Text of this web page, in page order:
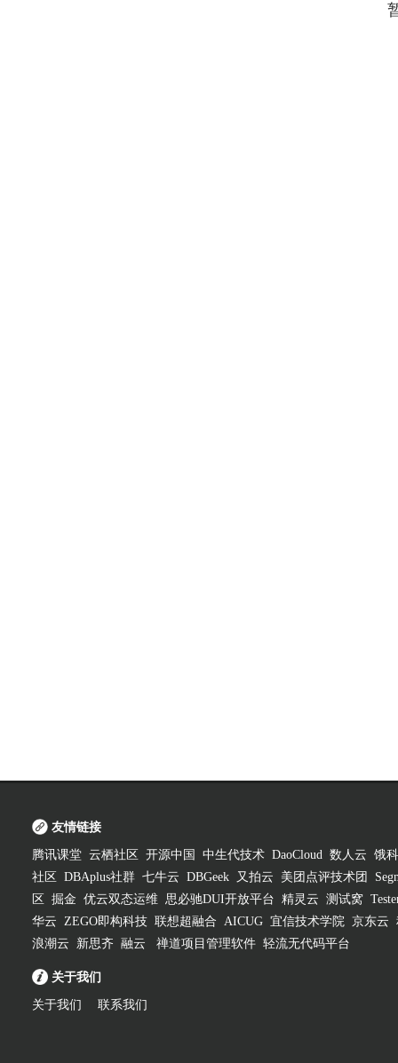
友情链接
腾讯课堂 云栖社区 开源中国 中生代技术 DaoCloud 数人云 饿
社区
DBAplus社群 七牛云 DBGeek 又拍云 美团点评技术团
区
掘金 优云双态运维 思必驰DUI开放平台 精灵云 测试窝
华云 ZEGO即构科技 联想超融合 AICUG 宜信技术学院 京东云
浪潮云
新思齐 融云 禅道项目管理软件 轻流无代码平台
关于我们
关于我们 联系我们